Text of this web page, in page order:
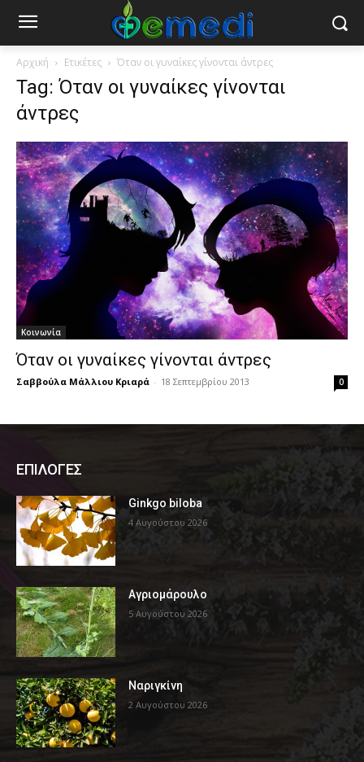
Αρχική Ετικέτες Όταν οι γυναίκες γίνονται άντρες
Tag: Όταν οι γυναίκες γίνονται
άντρες
Κοινωνία
Όταν οι γυναίκες γίνονται άντρες
Σαββούλα Μάλλιου Κριαρά - 18 Σεπτεμβρίου 2013 0
ΕΠΙΛΟΓΕΣ
Ginkgo biloba
4 Αυγούστου 2026
Αγριομάρουλο
5 Αυγούστου 2026
Ναριγκίνη
2 Αυγούστου 2026